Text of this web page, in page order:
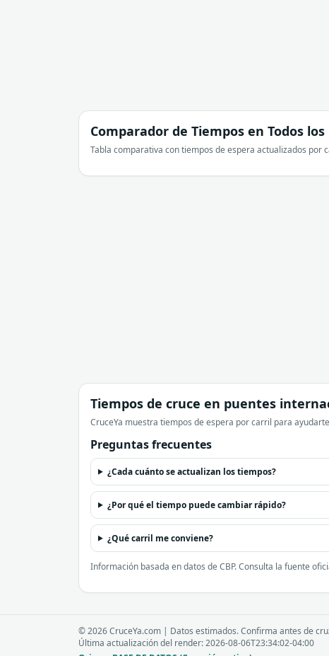
Comparador de Tiempos en Todos
Tabla comparativa con tiempos de espera actualizados por
Tiempos de cruce en puentes
CruceYa muestra tiempos de espera por carril para
Preguntas frecuentes
¿Cada cuánto se actualizan los tiempos?
¿Por qué el tiempo puede cambiar rápido?
¿Qué carril me conviene?
Información basada en datos de CBP. Consulta la fuente
© 2026 CruceYa.com | Datos estimados. Confirma antes de
Última actualización del render: 2026-08-06T23:34:02-04:00